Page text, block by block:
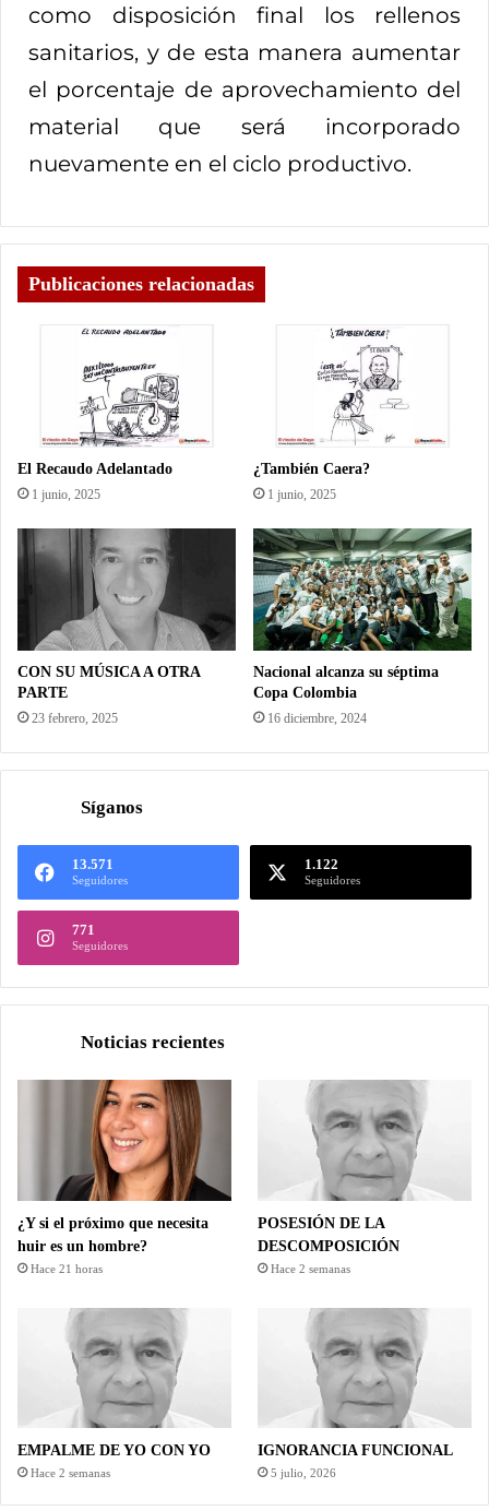
como disposición final los rellenos
sanitarios, y de esta manera aumentar
el porcentaje de aprovechamiento del
material que será incorporado
nuevamente en el ciclo productivo.
Publicaciones relacionadas
El Recaudo Adelantado
1 junio, 2025
¿También Caera?
1 junio, 2025
CON SU MÚSICA A OTRA
PARTE
23 febrero, 2025
Nacional alcanza su séptima
Copa Colombia
16 diciembre, 2024
Síganos
13.571
Seguidores
1.122
Seguidores
771
Seguidores
Noticias recientes
¿Y si el próximo que necesita
huir es un hombre?
Hace 21 horas
POSESIÓN DE LA
DESCOMPOSICIÓN
Hace 2 semanas
EMPALME DE YO CON YO
Hace 2 semanas
IGNORANCIA FUNCIONAL
5 julio, 2026